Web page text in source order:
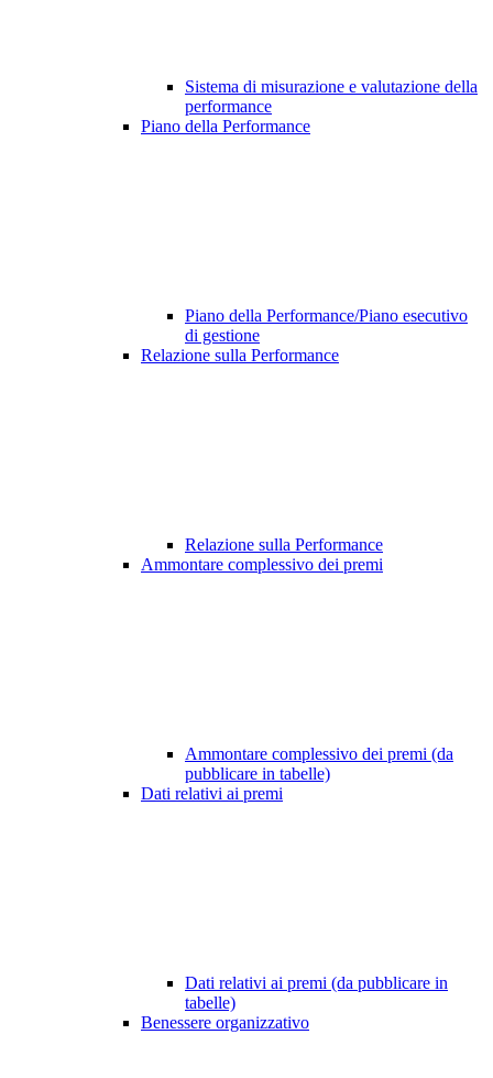
Sistema di misurazione e valutazione della
performance
Piano della Performance
Piano della Performance/Piano esecutivo
di gestione
Relazione sulla Performance
Relazione sulla Performance
Ammontare complessivo dei premi
Ammontare complessivo dei premi (da
pubblicare in tabelle)
Dati relativi ai premi
Dati relativi ai premi (da pubblicare in
tabelle)
Benessere organizzativo